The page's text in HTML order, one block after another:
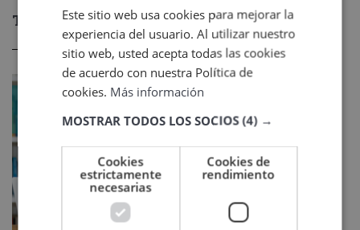
TAMBIÉN TE PUEDE INTERESAR
Este sitio web usa cookies para mejorar la
experiencia del usuario. Al utilizar nuestro
sitio web, usted acepta todas las cookies
de acuerdo con nuestra Política de
cookies. Más información
MOSTRAR TODOS LOS SOCIOS(4) →
Cookies
estrictamente
necesarias
Cookies de
rendimiento